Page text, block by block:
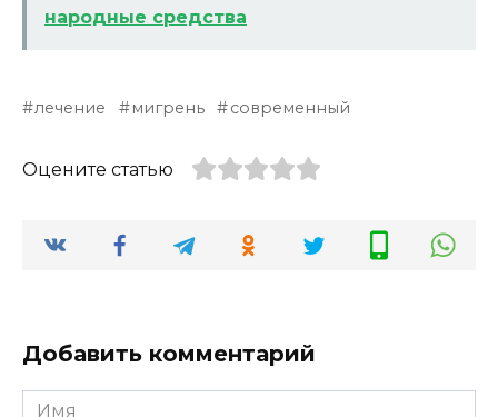
народные средства
лечение мигрень современный
Оцените статью
Добавить комментарий
Имя